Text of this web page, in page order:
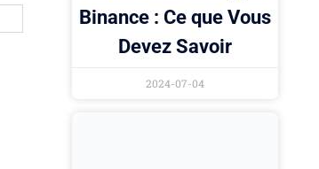
Binance : Ce que Vous
Devez Savoir
2024-07-04